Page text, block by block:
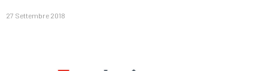
27 Settembre 2018